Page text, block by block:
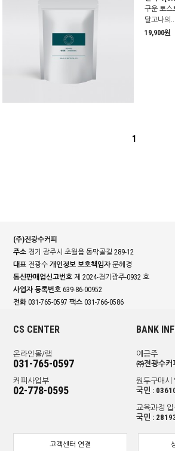
구운 토스
달고나의...
19,900원
1
(주)전광수커피
주소 경기 광주시 초월읍 동막골길 289-12
대표 전광수개인정보 보호책임자문혜경
통신판매업신고번호 제 2024-경기광주-0932 호
사업자 등록번호 639-86-00952
전화 031-765-0597팩스 031-766-0586
CS CENTER
온라인몰/랩
031-765-0597
커피사업부
02-778-0595
BANK
예금주
㈜전광수커
원두구매시
국민 :
교육과정
국민 :
고객센터 연결